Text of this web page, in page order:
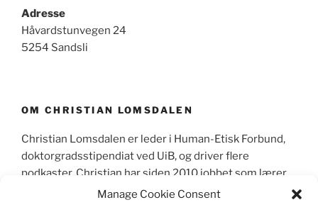
Manage Cookie Consent
Adresse
Håvardstunvegen 24
5254 Sandsli
OM CHRISTIAN LOMSDALEN
Christian Lomsdalen er leder i Human-Etisk Forbund,
doktorgradsstipendiat ved UiB, og driver flere
podkaster. Christian har siden 2010 jobbet som lærer,
primært sett som lektor i videregående skole og